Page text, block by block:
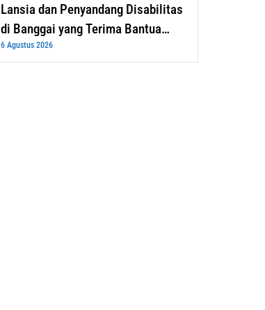
Lansia dan Penyandang Disabilitas
di Banggai yang Terima Bantua…
6 Agustus 2026